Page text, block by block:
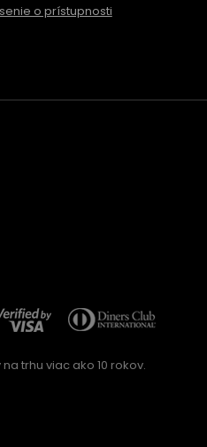
o prístupnosti
trhu viac ako 10 rokov.